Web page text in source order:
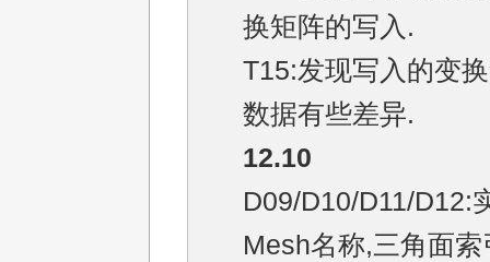
换矩阵的写入.
T15:发现写入的变
数据有些差异.
12.10
D09/D10/D11/D12:
Mesh名称,三角面